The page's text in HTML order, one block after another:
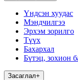
Үндсэн хуудас
Мэндчилгээ
Эрхэм зорилго
Түүх
Бахархал
Бүтэц, зохион
Засаглал+